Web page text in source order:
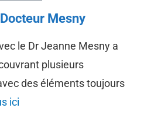
Mesny
le Dr Jeanne Mesny a
plusieurs
des éléments toujours
ici